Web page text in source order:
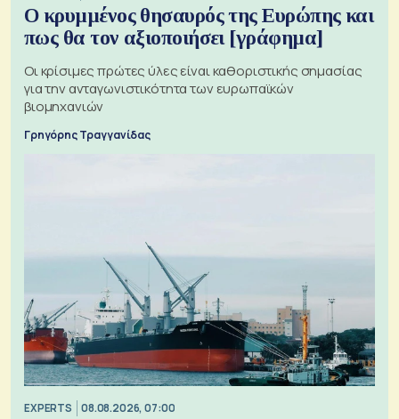
Ο κρυμμένος θησαυρός της Ευρώπης και
πως θα τον αξιοποιήσει [γράφημα]
Οι κρίσιμες πρώτες ύλες είναι καθοριστικής σημασίας
για την ανταγωνιστικότητα των ευρωπαϊκών
βιομηχανιών
Γρηγόρης Τραγγανίδας
EXPERTS 08.08.2026, 07:00